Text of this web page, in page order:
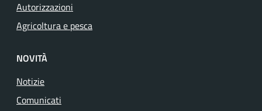
Autorizzazioni
Agricoltura e pesca
NOVITÀ
Notizie
Comunicati